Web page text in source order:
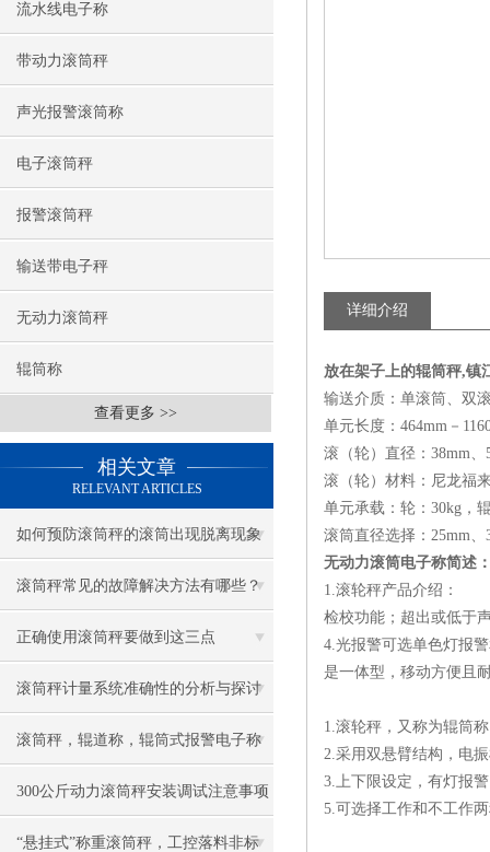
流水线电子称
带动力滚筒秤
声光报警滚筒称
电子滚筒秤
报警滚筒秤
输送带电子秤
无动力滚筒秤
辊筒称
查看更多 >>
相关文章
RELEVANT ARTICLES
如何预防滚筒秤的滚筒出现脱离现象
滚筒秤常见的故障解决方法有哪些？
正确使用滚筒秤要做到这三点
滚筒秤计量系统准确性的分析与探讨​
滚筒秤，辊道称，辊筒式报警电子称
慨述
300公斤动力滚筒秤安装调试注意事项
“悬挂式”称重滚筒秤，工控落料非标
详细介绍
放在架子上的辊筒秤,镇
输送介质：单滚筒、双
单元长度：464mm－
滚（轮）直径：38mm、
滚（轮）材料：尼龙福
单元承载：轮：30kg，
滚筒直径选择：25mm、
无动力滚筒电子称简述
1.滚轮秤产品介绍：
检校功能；超出或低于
4.光报警可选单色灯报
是一体型，移动方便且
1.滚轮秤，又称为辊筒
2.采用双悬臂结构，电
3.上下限设定，有灯报
5.可选择工作和不工作